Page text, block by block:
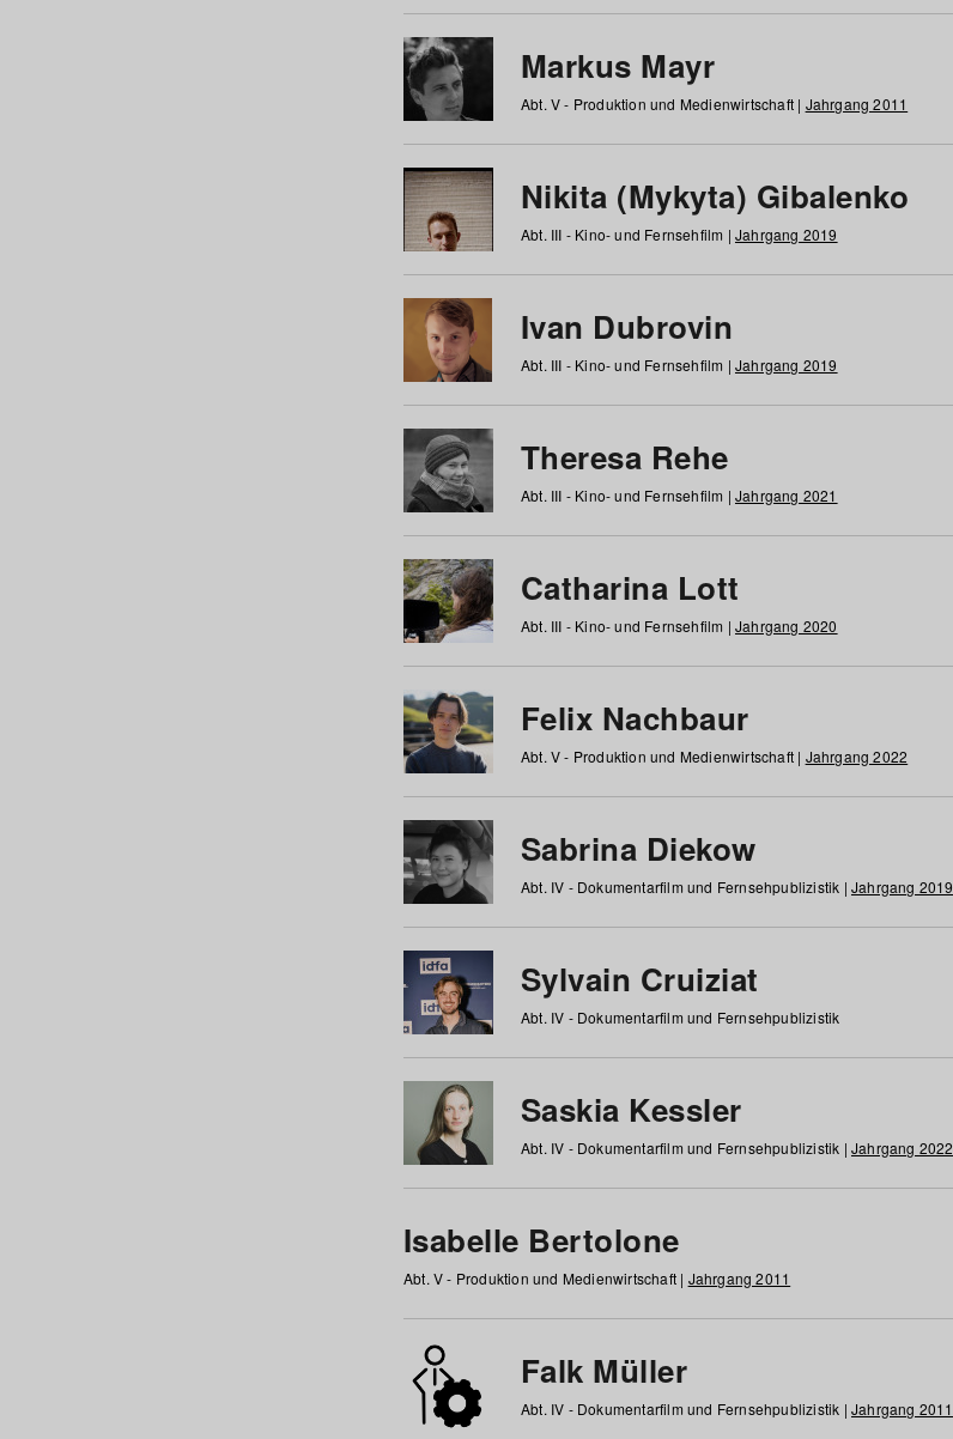
Markus Mayr
Abt. V - Produktion und Medienwirtschaft | Jahrgang 2011
Nikita (Mykyta) Gibalenko
Abt. III - Kino- und Fernsehfilm | Jahrgang 2019
Ivan Dubrovin
Abt. III - Kino- und Fernsehfilm | Jahrgang 2019
Theresa Rehe
Abt. III - Kino- und Fernsehfilm | Jahrgang 2021
Catharina Lott
Abt. III - Kino- und Fernsehfilm | Jahrgang 2020
Felix Nachbaur
Abt. V - Produktion und Medienwirtschaft | Jahrgang 2022
Sabrina Diekow
Abt. IV - Dokumentarfilm und Fernsehpublizistik | Jahrgang 2019
Sylvain Cruiziat
Abt. IV - Dokumentarfilm und Fernsehpublizistik
Saskia Kessler
Abt. IV - Dokumentarfilm und Fernsehpublizistik | Jahrgang 2022
Isabelle Bertolone
Abt. V - Produktion und Medienwirtschaft | Jahrgang 2011
Falk Müller
Abt. IV - Dokumentarfilm und Fernsehpublizistik | Jahrgang 2011